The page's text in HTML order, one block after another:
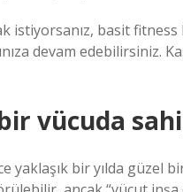
istiyorsanız, basit
devam edebilirsiniz.
vücuda
yaklaşık bir yılda güzel